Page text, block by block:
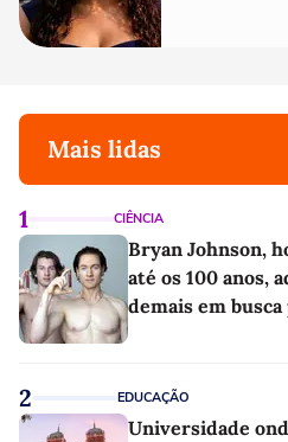
Mais lidas
1 CIÊNCIA
Bryan Johnson,
até os 100 anos,
demais em
2 EDUCAÇÃO
Universidade